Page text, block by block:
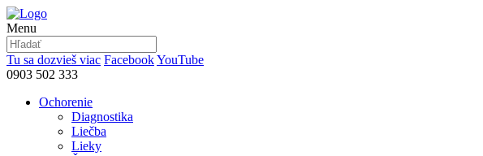
Menu
Tu sa dozvieš viac FacebookYouTube
0903 502 333
Ochorenie
Diagnostika
Liečba
Lieky